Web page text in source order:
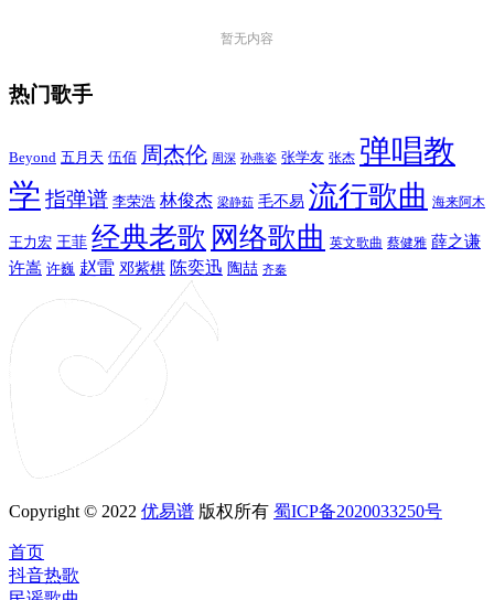
暂无内容
热门歌手
Beyond 五月天 伍佰 周杰伦 周深 孙燕姿 张学友 张杰 弹唱教
学 指弹谱 李荣浩 林俊杰 梁静茹 毛不易 流行歌曲 海来阿木
王力宏 王菲 经典老歌 网络歌曲 英文歌曲 蔡健雅 薛之谦
许嵩 许巍 赵雷 邓紫棋 陈奕迅 陶喆 齐秦
Copyright © 2022 优易谱 版权所有 蜀ICP备2020033250号
首页
抖音热歌